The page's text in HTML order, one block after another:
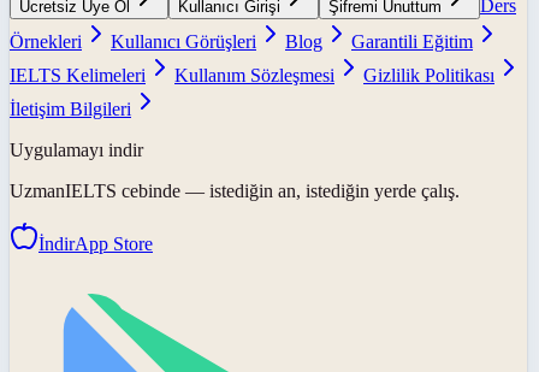
Ücretsiz Üye Ol Kullanıcı Girişi Şifremi Unuttum
Ders
Örnekleri
Kullanıcı Görüşleri Blog
Garantili Eğitim
IELTS Kelimeleri
Kullanım Sözleşmesi
Gizlilik Politikası
İletişim Bilgileri
Uygulamayı indir
UzmanIELTS cebinde — istediğin an, istediğin yerde çalış.
İndirApp Store